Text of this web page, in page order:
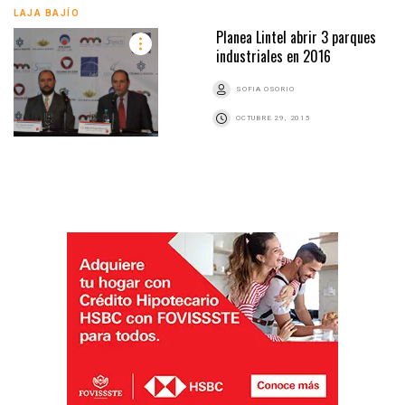
LAJA BAJÍO
Planea Lintel abrir 3 parques
industriales en 2016
SOFIA OSORIO
OCTUBRE 29, 2015